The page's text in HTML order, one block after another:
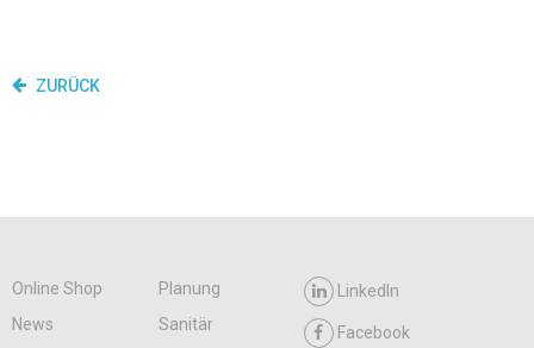
ZURÜCK
Online Shop
Planung
News
Sanitär
LinkedIn
Facebook